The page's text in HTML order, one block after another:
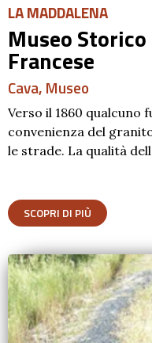
LA MADDALENA
Museo Storico
Francese
Cava, Museo
Verso il 1860 qualcuno
convenienza del
le strade. La qualità
SCOPRI DI PIÙ